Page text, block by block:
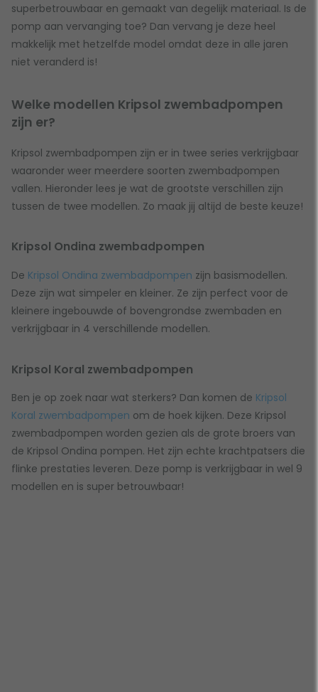
superbetrouwbaar en gemaakt van degelijk materiaal. Is de
pomp aan vervanging toe? Dan vervang je deze heel
makkelijk met hetzelfde model omdat deze in alle jaren
niet veranderd is!
Welke modellen Kripsol zwembadpompen
zijn er?
Kripsol zwembadpompen zijn er in twee series verkrijgbaar
waaronder weer meerdere soorten zwembadpompen
vallen. Hieronder lees je wat de grootste verschillen zijn
tussen de twee modellen. Zo maak jij altijd de beste keuze!
Kripsol Ondina zwembadpompen
De Kripsol Ondina zwembadpompen zijn basismodellen.
Deze zijn wat simpeler en kleiner. Ze zijn perfect voor de
kleinere ingebouwde of bovengrondse zwembaden en
verkrijgbaar in 4 verschillende modellen.
Kripsol Koral zwembadpompen
Ben je op zoek naar wat sterkers? Dan komen de Kripsol
Koral zwembadpompen om de hoek kijken. Deze Kripsol
zwembadpompen worden gezien als de grote broers van
de Kripsol Ondina pompen. Het zijn echte krachtpatsers die
flinke prestaties leveren. Deze pomp is verkrijgbaar in wel 9
modellen en is super betrouwbaar!